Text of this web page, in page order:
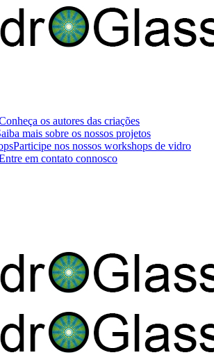
os autores das criações
mais sobre os nossos projetos
Participe nos nossos workshops de vidro
em contato connosco